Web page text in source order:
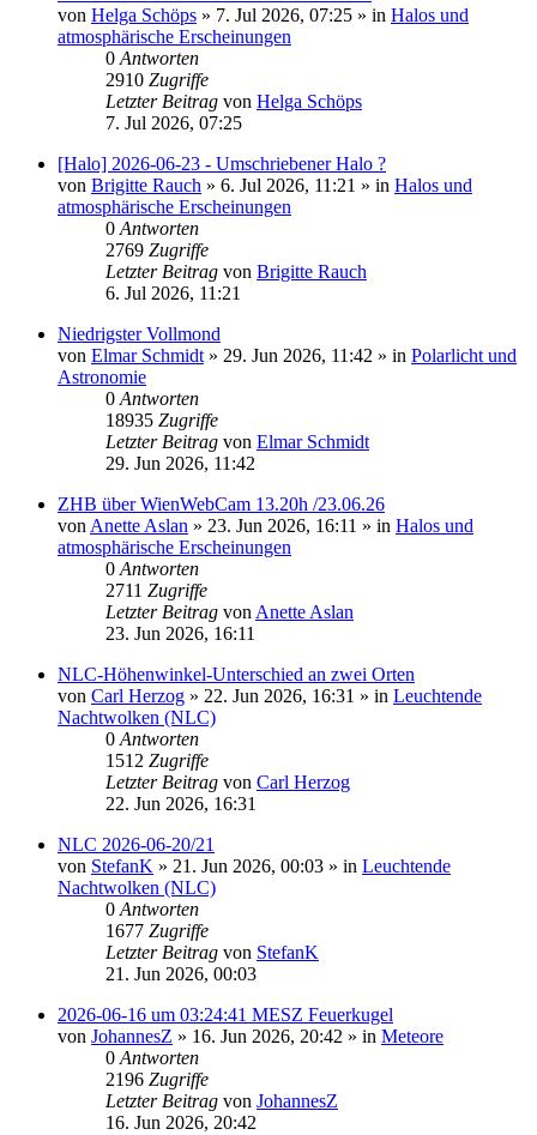
von Helga Schöps » 7. Jul 2026, 07:25 » in Halos und
atmosphärische Erscheinungen
0 Antworten
2910 Zugriffe
Letzter Beitrag von Helga Schöps
7. Jul 2026, 07:25
[Halo] 2026-06-23 - Umschriebener Halo ?
von Brigitte Rauch » 6. Jul 2026, 11:21 » in Halos und
atmosphärische Erscheinungen
0 Antworten
2769 Zugriffe
Letzter Beitrag von Brigitte Rauch
6. Jul 2026, 11:21
Niedrigster Vollmond
von Elmar Schmidt » 29. Jun 2026, 11:42 » in Polarlicht und
Astronomie
0 Antworten
18935 Zugriffe
Letzter Beitrag von Elmar Schmidt
29. Jun 2026, 11:42
ZHB über WienWebCam 13.20h /23.06.26
von Anette Aslan » 23. Jun 2026, 16:11 » in Halos und
atmosphärische Erscheinungen
0 Antworten
2711 Zugriffe
Letzter Beitrag von Anette Aslan
23. Jun 2026, 16:11
NLC-Höhenwinkel-Unterschied an zwei Orten
von Carl Herzog » 22. Jun 2026, 16:31 » in Leuchtende
Nachtwolken (NLC)
0 Antworten
1512 Zugriffe
Letzter Beitrag von Carl Herzog
22. Jun 2026, 16:31
NLC 2026-06-20/21
von StefanK » 21. Jun 2026, 00:03 » in Leuchtende
Nachtwolken (NLC)
0 Antworten
1677 Zugriffe
Letzter Beitrag von StefanK
21. Jun 2026, 00:03
2026-06-16 um 03:24:41 MESZ Feuerkugel
von JohannesZ » 16. Jun 2026, 20:42 » in Meteore
0 Antworten
2196 Zugriffe
Letzter Beitrag von JohannesZ
16. Jun 2026, 20:42